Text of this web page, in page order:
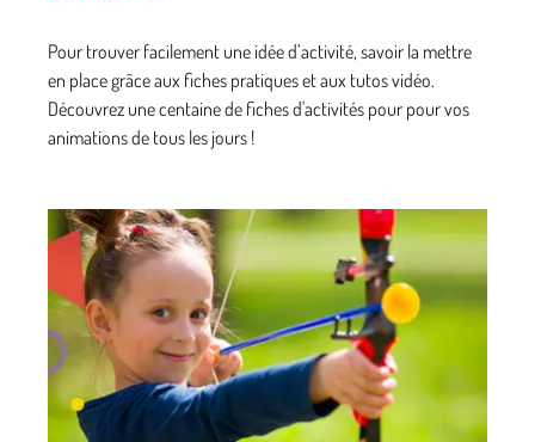
Pour trouver facilement une idée d’activité, savoir la mettre
en place grâce aux fiches pratiques et aux tutos vidéo.
Découvrez une centaine de fiches d'activités pour pour vos
animations de tous les jours !